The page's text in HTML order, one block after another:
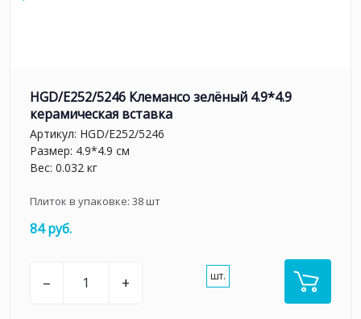
HGD/E252/5246 Клемансо зелёный 4.9*4.9
керамическая вставка
Артикул: HGD/E252/5246
Размер: 4.9*4.9 см
Вес: 0.032 кг
Плиток в упаковке: 38шт
84 руб.
– + шт.